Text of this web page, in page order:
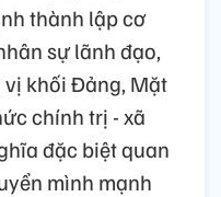
thành lập cơ
sự lãnh đạo,
vị khối Đảng, Mặt
chính trị - xã
đặc biệt quan
mình mạnh